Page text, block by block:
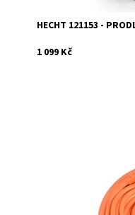
HECHT 121153 -
1 099 Kč
Prodlužovací kabel 20
1750
HECHT
2 roky